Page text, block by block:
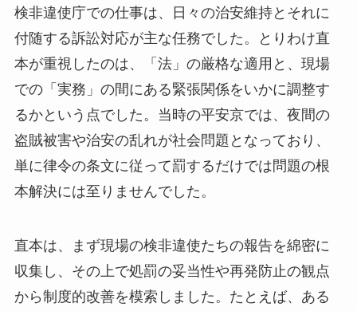
検非違使庁での仕事は、日々の治安維持とそれに
付随する訴訟対応が主な任務でした。とりわけ直
本が重視したのは、「法」の厳格な適用と、現場
での「実務」の間にある緊張関係をいかに調整す
るかという点でした。当時の平安京では、夜間の
盗賊被害や治安の乱れが社会問題となっており、
単に律令の条文に従って罰するだけでは問題の根
本解決には至りませんでした。
直本は、まず現場の検非違使たちの報告を綿密に
収集し、その上で処罰の妥当性や再発防止の観点
から制度的改善を模索しました。たとえば、ある